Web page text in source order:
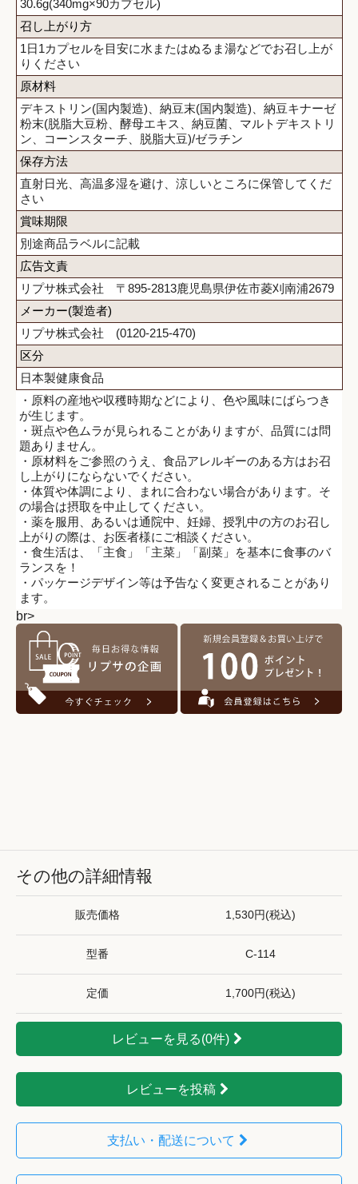
30.6g(340mg×90カプセル)
召し上がり方
1日1カプセルを目安に水またはぬるま湯などでお召し上が
りください
原材料
デキストリン(国内製造)、納豆末(国内製造)、納豆キナーゼ
粉末(脱脂大豆粉、酵母エキス、納豆菌、マルトデキストリ
ン、コーンスターチ、脱脂大豆)/ゼラチン
保存方法
直射日光、高温多湿を避け、涼しいところに保管してくだ
さい
賞味期限
別途商品ラベルに記載
広告文責
リプサ株式会社 〒895-2813鹿児島県伊佐市菱刈南浦2679
メーカー(製造者)
リプサ株式会社 (0120-215-470)
区分
日本製健康食品
・原料の産地や収穫時期などにより、色や風味にばらつき
が生じます。
・斑点や色ムラが見られることがありますが、品質には問
題ありません。
・原材料をご参照のうえ、食品アレルギーのある方はお召
し上がりにならないでください。
・体質や体調により、まれに合わない場合があります。そ
の場合は摂取を中止してください。
・薬を服用、あるいは通院中、妊婦、授乳中の方のお召し
上がりの際は、お医者様にご相談ください。
・食生活は、「主食」「主菜」「副菜」を基本に食事のバ
ランスを！
・パッケージデザイン等は予告なく変更されることがあり
ます。
br>
その他の詳細情報
販売価格 1,530円(税込)
型番 C-114
定価 1,700円(税込)
レビューを見る(0件)
レビューを投稿
支払い・配送について